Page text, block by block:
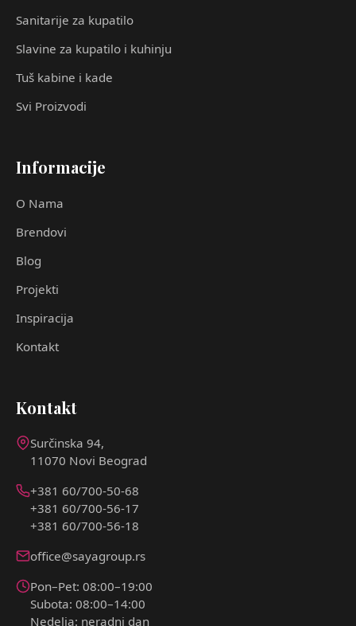
Sanitarije za kupatilo
Slavine za kupatilo i kuhinju
Tuš kabine i kade
Svi Proizvodi
Informacije
O Nama
Brendovi
Blog
Projekti
Inspiracija
Kontakt
Kontakt
Surčinska 94,
11070 Novi Beograd
+381 60/700-50-68
+381 60/700-56-17
+381 60/700-56-18
office@sayagroup.rs
Pon–Pet: 08:00–19:00
Subota: 08:00–14:00
Nedelja: neradni dan